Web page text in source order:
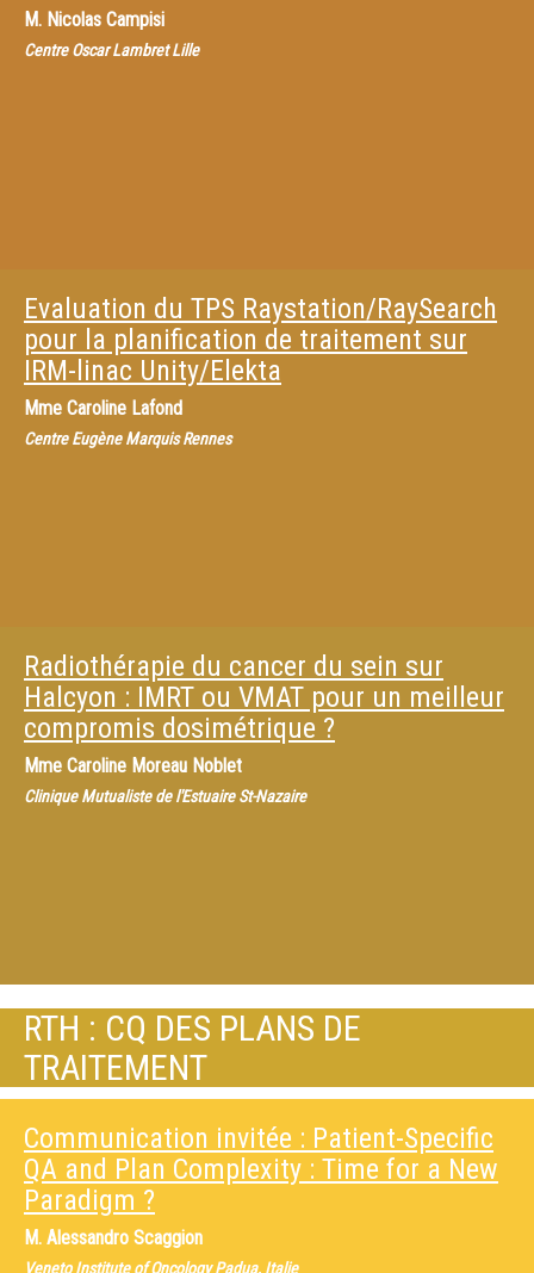
M. Nicolas Campisi
Centre Oscar Lambret Lille
Evaluation du TPS Raystation/RaySearch
pour la planification de traitement sur
IRM-linac Unity/Elekta
Mme Caroline Lafond
Centre Eugène Marquis Rennes
Radiothérapie du cancer du sein sur
Halcyon : IMRT ou VMAT pour un meilleur
compromis dosimétrique ?
Mme Caroline Moreau Noblet
Clinique Mutualiste de l'Estuaire St-Nazaire
RTH : CQ DES PLANS DE
TRAITEMENT
Communication invitée : Patient-Specific
QA and Plan Complexity : Time for a New
Paradigm ?
M. Alessandro Scaggion
Veneto Institute of Oncology Padua, Italie